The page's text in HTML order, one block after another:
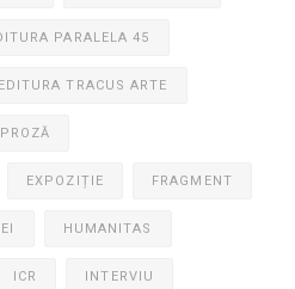
PARALELA 45
EDITURA TRACUS ARTE
EXPOZIȚIE FRAGMENT
HUMANITAS
ICR INTERVIU